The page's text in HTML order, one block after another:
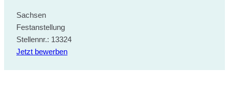
Sachsen
Festanstellung
Stellennr.: 13324
Jetzt bewerben